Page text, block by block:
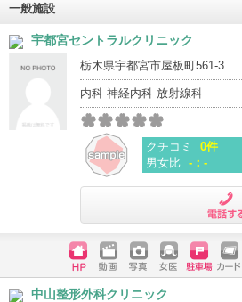
一般施設
宇都宮セントラルクリニック
栃木県宇都宮市屋板町561-3
内科 神経内科 放射線科
クチコミ
0件
男女比 -：-
ホームペ
ージ
動画 写真 女医 駐車場
クレジッ
中山整形外科クリニック